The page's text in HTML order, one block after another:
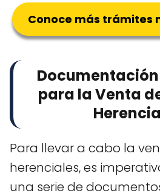
Conoce más trámites
para la Venta
Para llevar a cabo la
herenciales, es
una serie de